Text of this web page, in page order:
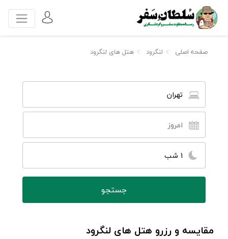
صفحه اصلی لنگرود هتل های لنگرود
تهران
1 شب
مقایسه و رزرو هتل های لنگرود